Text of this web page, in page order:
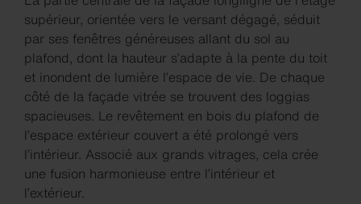
supérieur, orientée vers le versant dégagé, séduit
par ses fenêtres généreuses allant du sol au
plafond, dont la hauteur s’adapte à la pente du toit
et inondent de lumière l’espace de vie. De chaque
côté de la façade vitrée se trouvent des loggias
spacieuses. Le revêtement en bois du plafond de
l’espace extérieur couvert a été prolongé vers
l’intérieur. Associé aux grands vitrages, cela crée
une fusion harmonieuse entre l’intérieur et
l’extérieur.